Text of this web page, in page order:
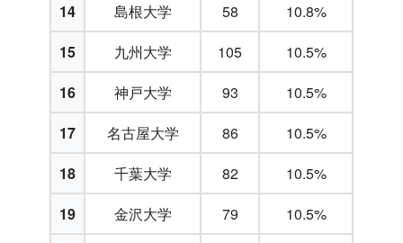
14
島根大学 58
10.8%
15
九州大学 105
10.5%
16
神戸大学 93
10.5%
17
名古屋大学 86
10.5%
18
千葉大学 82
10.5%
19
金沢大学 79
10.5%